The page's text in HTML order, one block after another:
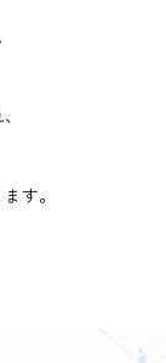
す。